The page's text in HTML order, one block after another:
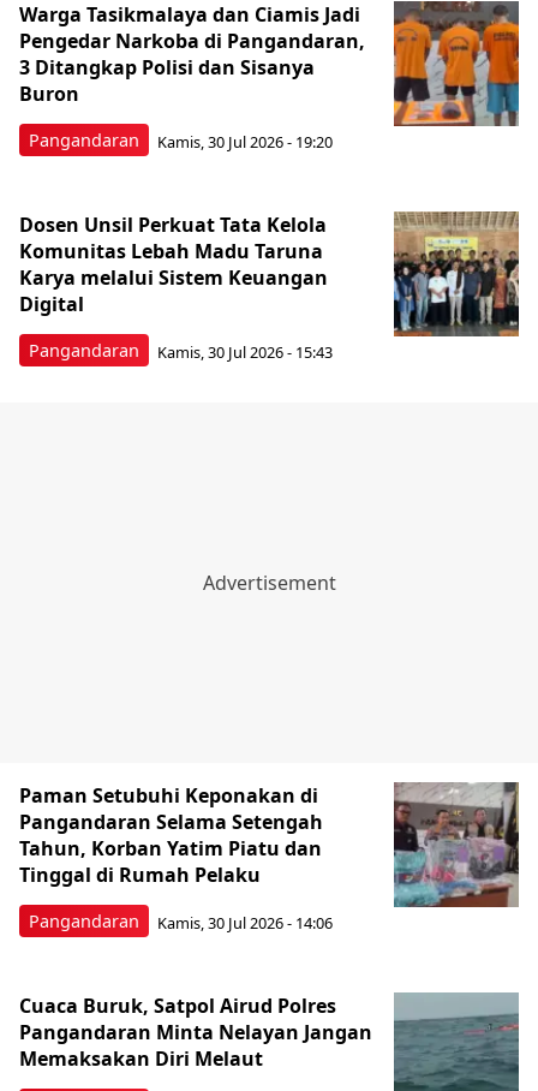
Pangandaran
Warga Tasikmalaya dan Ciamis Jadi
Pengedar Narkoba di Pangandaran,
3 Ditangkap Polisi dan Sisanya
Buron
Kamis, 30 Jul 2026 - 19:20
Pangandaran
Dosen Unsil Perkuat Tata Kelola
Komunitas Lebah Madu Taruna
Karya melalui Sistem Keuangan
Digital
Kamis, 30 Jul 2026 - 15:43
Pangandaran
Paman Setubuhi Keponakan di
Pangandaran Selama Setengah
Tahun, Korban Yatim Piatu dan
Tinggal di Rumah Pelaku
Kamis, 30 Jul 2026 - 14:06
Cuaca Buruk, Satpol Airud Polres
Pangandaran Minta Nelayan Jangan
Memaksakan Diri Melaut